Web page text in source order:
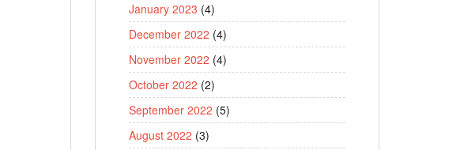
January 2023 (4)
December 2022 (4)
November 2022 (4)
October 2022 (2)
September 2022 (5)
August 2022 (3)